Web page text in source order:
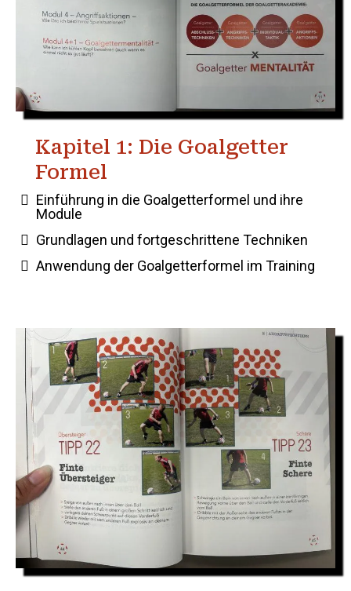
Kapitel 1: Die Goalgetter
Formel
Einführung in die Goalgetterformel und ihre
Module
Grundlagen und fortgeschrittene Techniken
Anwendung der Goalgetterformel im Training